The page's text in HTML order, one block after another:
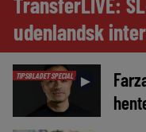
udenlandsk
TIPSBLADET SPECIAL ►